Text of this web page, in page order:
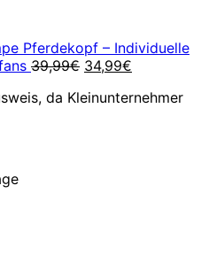
Pferdekopf – Individuelle
39,99€ Ursprünglicher
war:
34,99€
ist:
da Kleinunternehmer